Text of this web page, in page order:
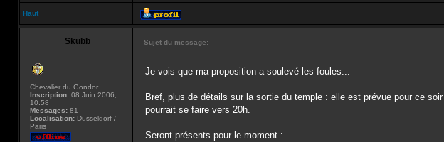
Haut
Skubb Sujet du message:
Chevalier du Gondor
Inscription: 08 Juin 2006,
10:58
Messages: 81
Localisation: Düsseldorf /
Paris
Je vois que ma proposition a soulevé les foules...
Bref, plus de détails sur la sortie du temple : elle est prévue pour ce
pourrait se faire vers 20h.
Seront présents pour le moment :